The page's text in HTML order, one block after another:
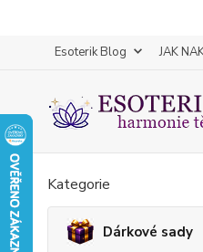
Esoterik Blog JAK
Kategorie
Dárkové sady